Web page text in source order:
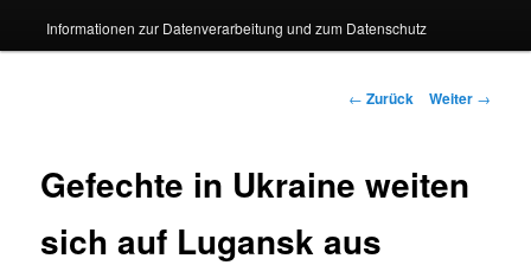
Informationen zur Datenverarbeitung und zum Datenschutz
Beitragsnavigation
← Zurück Weiter →
Gefechte in Ukraine weiten
sich auf Lugansk aus